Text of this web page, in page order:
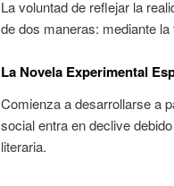
La voluntad de reflejar la
de dos maneras: mediante
La Novela Experimental
Comienza a desarrollarse a
social entra en declive
literaria.